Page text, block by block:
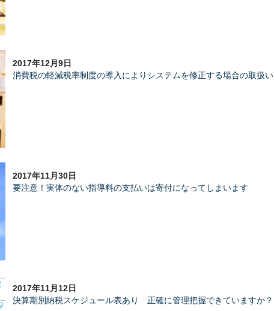
2017年12月9日
消費税の軽減税率制度の導入によりシステムを修正する場合の取扱い
2017年11月30日
要注意！実体のない指導料の支払いは寄付になってしまいます
2017年11月12日
決算期別納税スケジュール表あり 正確に管理把握できていますか？